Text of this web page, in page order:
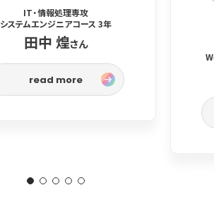
IT・情報処理専攻
システムエンジニアコース 3年
田中 煌さん
read more